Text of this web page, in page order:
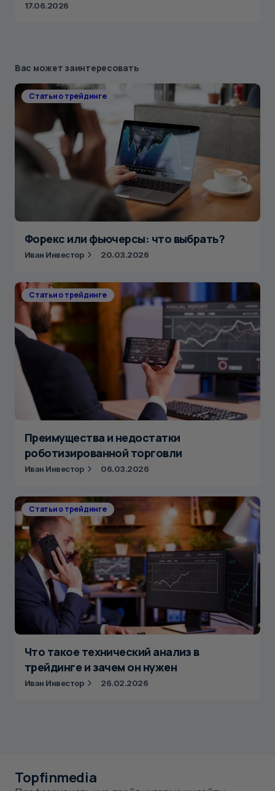
17.06.2026
Вас может заинтересовать
Статьи о трейдинге
Форекс или фьючерсы: что выбрать?
Иван Инвестор 20.03.2026
Статьи о трейдинге
Преимущества и недостатки
роботизированной торговли
Иван Инвестор 06.03.2026
Статьи о трейдинге
Что такое технический анализ в
трейдинге и зачем он нужен
Иван Инвестор 26.02.2026
Topfinmedia